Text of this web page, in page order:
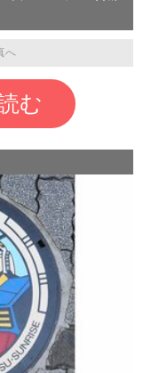
へ
む